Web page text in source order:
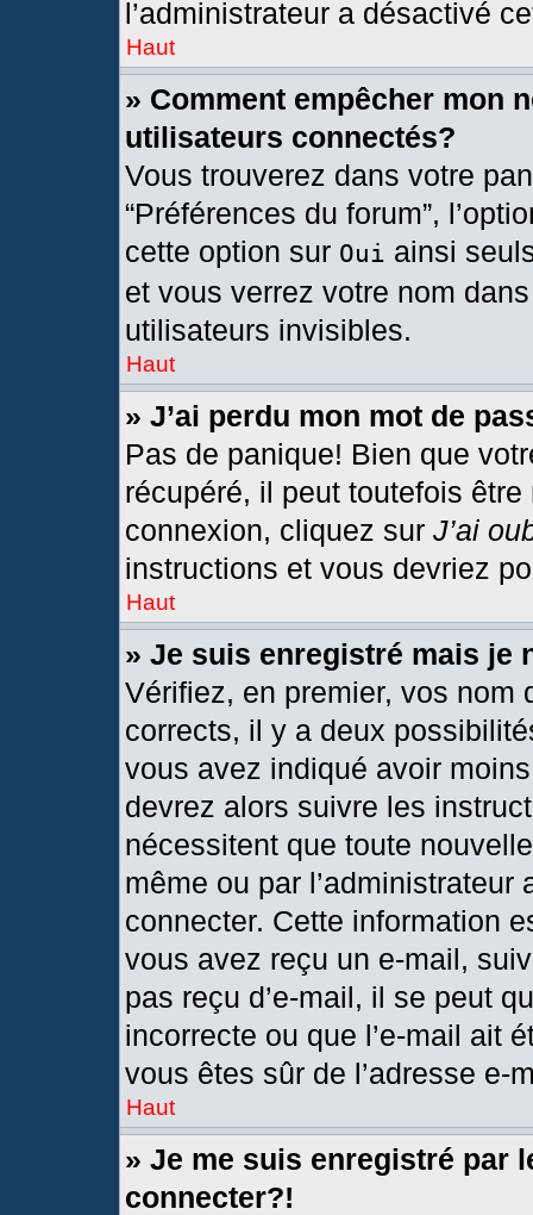
l’administrateur a désactivé
Haut
» Comment empêcher mon
utilisateurs connectés?
Vous trouverez dans votre
“Préférences du forum”,
cette option sur Oui ainsi
et vous verrez votre nom
utilisateurs invisibles.
Haut
» J’ai perdu mon mot de
Pas de panique! Bien que
récupéré, il peut toutefois
connexion, cliquez sur J’ai
instructions et vous devriez
Haut
» Je suis enregistré mais je
Vérifiez, en premier, vos nom
corrects, il y a deux
vous avez indiqué avoir
devrez alors suivre les
nécessitent que toute
même ou par
connecter. Cette information
vous avez reçu un e-mail,
pas reçu d’e-mail, il se peut
incorrecte ou que l’e-mail ait
vous êtes sûr de l’adresse e-
Haut
» Je me suis enregistré par
connecter?!